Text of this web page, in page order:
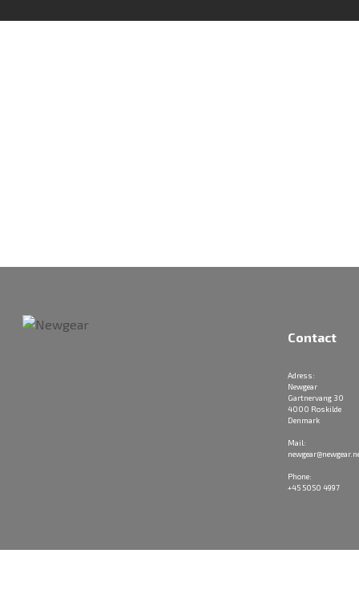
Contact
Adress:
Newgear
Gartnervang 30
4000 Roskilde
Denmark
Mail:
Phone:
+45 5050 4997